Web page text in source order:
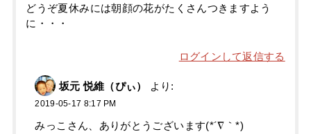
どうぞ夏休みには朝顔の花がたくさんつきますよう
に・・・
ログインして返信する
坂元 悦維（ぴぃ） より:
2019-05-17 8:17 PM
みっこさん、ありがとうございます(*´∇｀*)